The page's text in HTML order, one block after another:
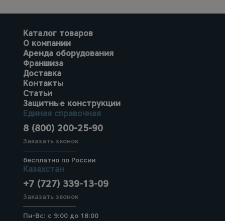
Каталог товаров
О компании
Аренда оборудования
Франшиза
Доставка
Контакты
Статьи
Защитные конструкции
Единая справочная
8 (800) 200-25-90
Заказать звонок
бесплатно по России
Казахстан
+7 (727) 339-13-09
Заказать звонок
Пн-Вс: с 9:00 до 18:00